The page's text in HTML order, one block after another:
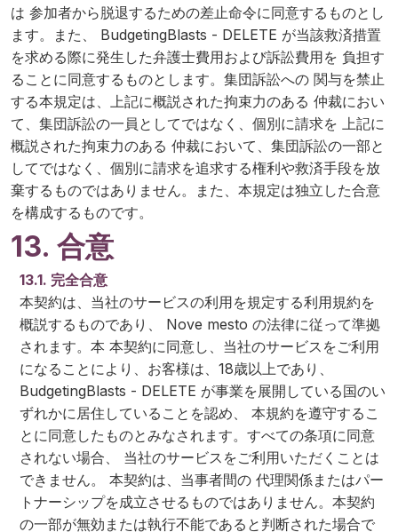
は 参加者から脱退するための差止命令に同意するものとし
ます。また、 BudgetingBlasts - DELETE が当該救済措置
を求める際に発生した弁護士費用および訴訟費用を 負担す
ることに同意するものとします。集団訴訟への 関与を禁止
する本規定は、上記に概説された拘束力のある 仲裁におい
て、集団訴訟の一員としてではなく、個別に請求を 上記に
概説された拘束力のある 仲裁において、集団訴訟の一部と
してではなく、個別に請求を追求する権利や救済手段を放
棄するものではありません。また、本規定は独立した合意
を構成するものです。
13. 合意
13.1. 完全合意
本契約は、当社のサービスの利用を規定する利用規約を
概説するものであり、 Nove mesto の法律に従って準拠
されます。本 本契約に同意し、当社のサービスをご利用
になることにより、お客様は、18歳以上であり、
BudgetingBlasts - DELETE が事業を展開している国のい
ずれかに居住していることを認め、 本規約を遵守するこ
とに同意したものとみなされます。すべての条項に同意
されない場合、 当社のサービスをご利用いただくことは
できません。 本契約は、当事者間の 代理関係またはパー
トナーシップを成立させるものではありません。本契約
の一部が無効または執行不能であると判断された場合で